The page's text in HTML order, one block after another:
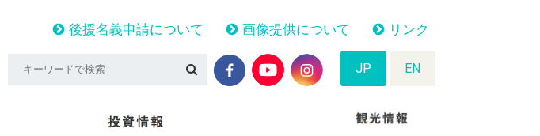
後援名義申請について 画像提供について リンク
JP EN